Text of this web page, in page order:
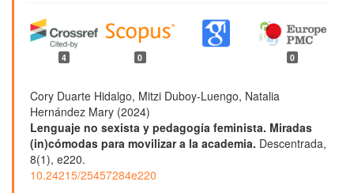
4 0 0
Cory Duarte Hidalgo, Mitzi Duboy-Luengo, Natalia
Hernández Mary (2024)
Lenguaje no sexista y pedagogía feminista. Miradas
(in)cómodas para movilizar a la academia. Descentrada,
8(1), e220.
10.24215/25457284e220